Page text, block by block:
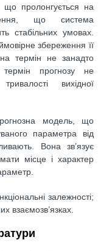
що пролонгується на
що система
стабільних умовах.
збереження її
термін не занадто
прогнозу не
вихідної
модель, що
параметра від
Вона зв’язує
місце і характер
залежності;
взаємозв’язках.